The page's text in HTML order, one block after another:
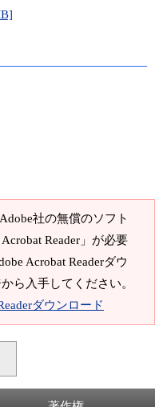
社の無償のソフト
Reader」が必要
Acrobat Readerダウ
ら入手してください。
ダウンロード